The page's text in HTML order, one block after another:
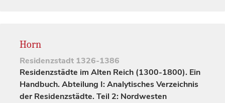
Horn
Residenzstadt 1326-1386
Residenzstädte im Alten Reich (1300-1800). Ein
Handbuch. Abteilung I: Analytisches Verzeichnis
der Residenzstädte. Teil 2: Nordwesten